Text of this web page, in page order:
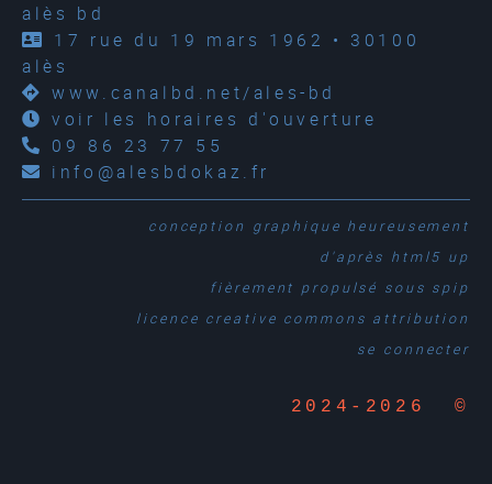
alès bd
17 rue du 19 mars 1962 • 30100
alès
www.canalbd.net/ales-bd
voir les horaires d'ouverture
09 86 23 77 55
info@alesbdokaz.fr
conception graphique heureusement
d'après html5 up
fièrement propulsé sous spip
licence creative commons attribution
se connecter
2024-2026 ©